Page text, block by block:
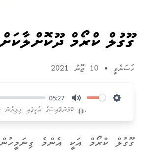
ގޫގުލް ކްރޯމް
ހަސަންވީ •
05:27
Mute ކޮމަންވޮއިސްގެ އެހީގައި މިލިޔުން
ގޫގުލް ކްރޯމް އަކީ އެންމެ